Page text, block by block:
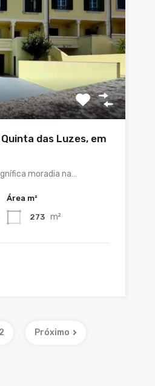
das Luzes, em
moradia na…
Área m²
273 m²
2 Próximo